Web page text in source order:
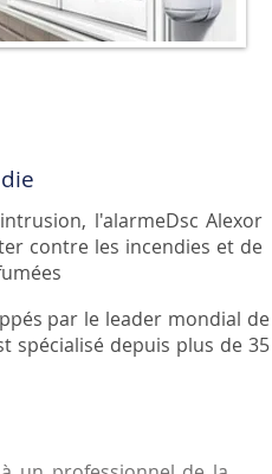
l'alarmeDsc Alexor
contre les incendies et de
par le leader mondial de
spécialisé depuis plus de 35